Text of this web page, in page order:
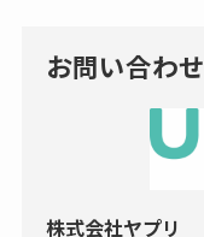
お問い合わせ
株式会社ヤプリ